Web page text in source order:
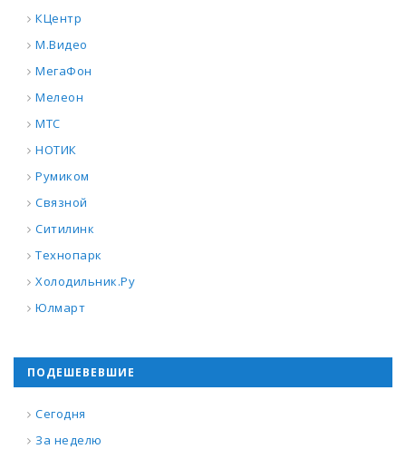
КЦентр
М.Видео
МегаФон
Мелеон
МТС
НОТИК
Румиком
Связной
Ситилинк
Технопарк
Холодильник.Ру
Юлмарт
ПОДЕШЕВЕВШИЕ
Сегодня
За неделю